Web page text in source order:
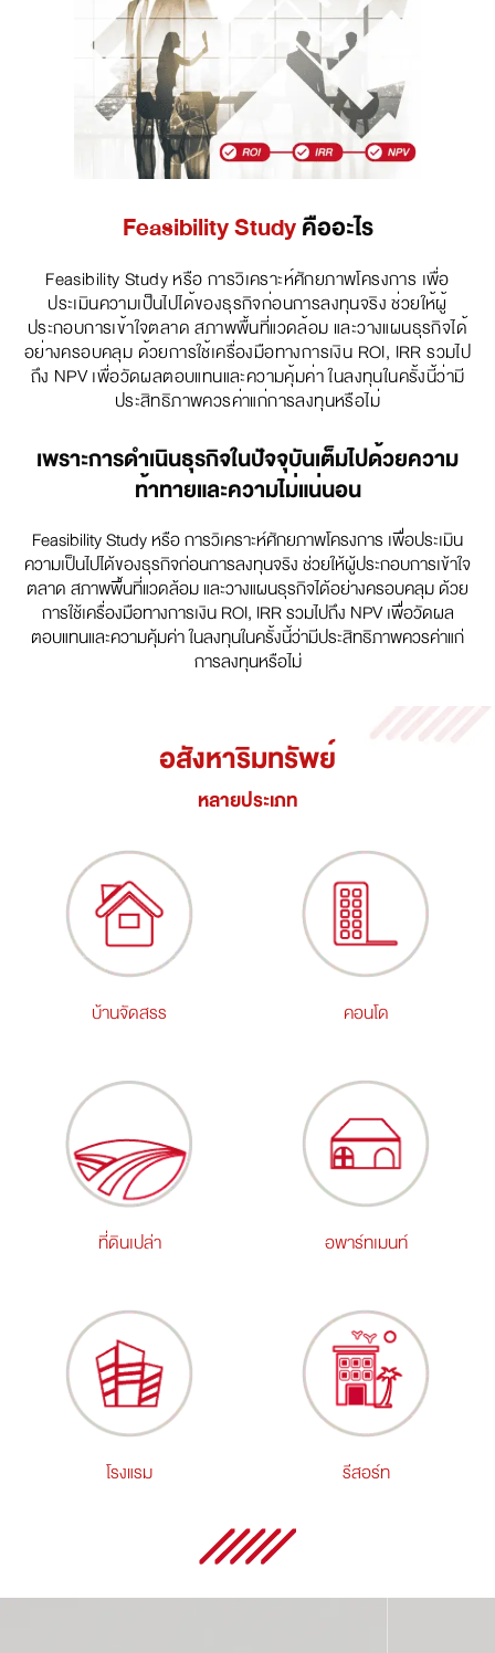
Feasibility Studyคืออะไร
Feasibility Study หรือ การวิเคราะห์ศักยภาพโครงการ เพื่อ
ประเมินความเป็นไปได้ของธุรกิจก่อนการลงทุนจริง ช่วยให้ผู้
ประกอบการเข้าใจตลาด สภาพพื้นที่แวดล้อม และวางแผนธุรกิจได้
อย่างครอบคลุม ด้วยการใช้เครื่องมือทางการเงิน ROI, IRR รวมไป
ถึง NPV เพื่อวัดผลตอบแทนและความคุ้มค่า ในลงทุนในครั้งนี้ว่ามี
ประสิทธิภาพควรค่าแก่การลงทุนหรือไม่
เพราะการดำเนินธุรกิจในปัจจุบันเต็มไปด้วยความ
ท้าทายและความไม่แน่นอน
Feasibility Study หรือ การวิเคราะห์ศักยภาพโครงการ เพื่อประเมิน
ความเป็นไปได้ของธุรกิจก่อนการลงทุนจริง ช่วยให้ผู้ประกอบการเข้าใจ
ตลาด สภาพพื้นที่แวดล้อม และวางแผนธุรกิจได้อย่างครอบคลุม ด้วย
การใช้เครื่องมือทางการเงิน ROI, IRR รวมไปถึง NPV เพื่อวัดผล
ตอบแทนและความคุ้มค่า ในลงทุนในครั้งนี้ว่ามีประสิทธิภาพควรค่าแก่
การลงทุนหรือไม่
อสังหาริมทรัพย์
หลายประเภท
บ้านจัดสรร คอนโด
ที่ดินเปล่า อพาร์ทเมนท์
โรงแรม รีสอร์ท